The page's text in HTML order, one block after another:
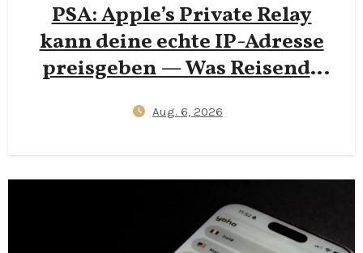
PSA: Apple’s Private Relay
kann deine echte IP-Adresse
preisgeben — Was Reisende
Aug. 6, 2026